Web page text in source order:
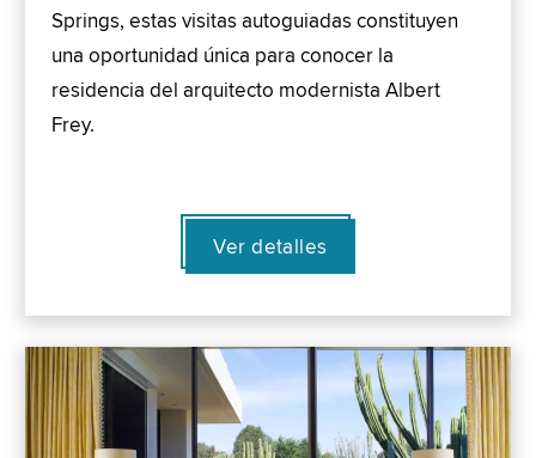
Springs, estas visitas autoguiadas constituyen
una oportunidad única para conocer la
residencia del arquitecto modernista Albert
Frey.
Ver detalles